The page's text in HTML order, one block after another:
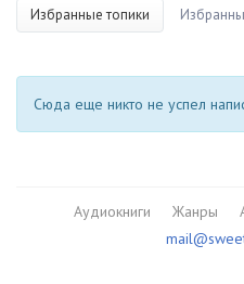
Избранные топики
Сюда еще никто не успел
Аудиокниги Жанры